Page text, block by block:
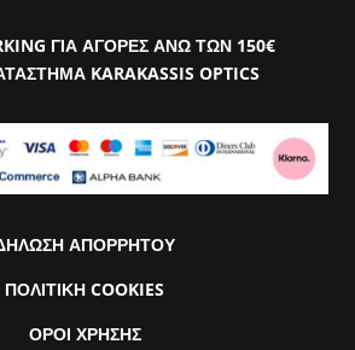
ΓΙΑ ΑΓΟΡΕΣ ΑΝΩ ΤΩΝ 150€
KARAKASSIS OPTICS
ΑΠΟΡΡΗΤΟΥ
ΠΟΛΙΤΙΚΗ COOKIES
ΟΡΟΙ ΧΡΗΣΗΣ